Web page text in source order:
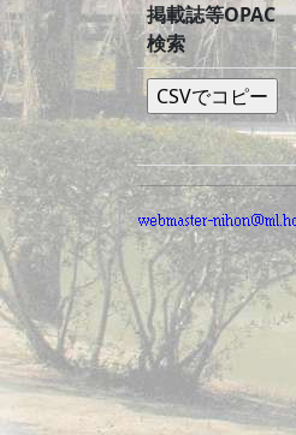
掲載誌等OPAC
検索